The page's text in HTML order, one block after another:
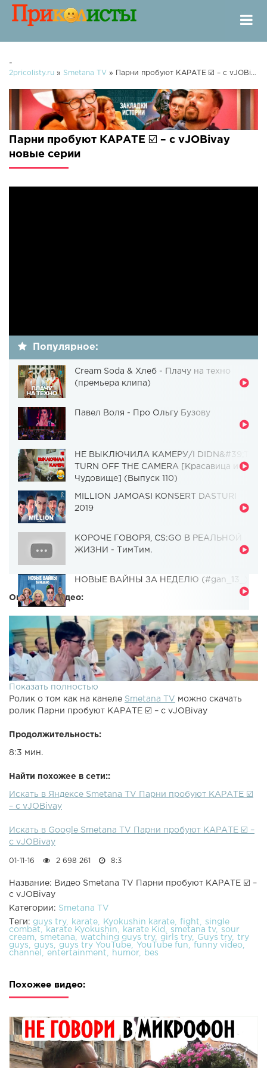
-
2pricolisty.ru » Smetana TV » Парни пробуют КАРАТЕ ☑️ – c vJOBivay
Парни пробуют КАРАТЕ ☑️ – c vJOBivay
новые серии
Популярное:
Cream Soda & Хлеб - Плачу на техно
(премьера клипа)
Павел Воля - Про Ольгу Бузову
НЕ ВЫКЛЮЧИЛА КАМЕРУ/I DIDN&#39;T
TURN OFF THE CAMERA [Красавица и
Чудовище] (Выпуск 110)
MILLION JAMOASI KONSERT DASTURI
2019
КОРОЧЕ ГОВОРЯ, CS:GO В РЕАЛЬНОЙ
ЖИЗНИ - ТимТим.
НОВЫЕ ВАЙНЫ ЗА НЕДЕЛЮ (#gan_13_)
Описание видео:
Показать полностью
Ролик о том как на канеле Smetana TV можно скачать
ролик Парни пробуют КАРАТЕ ☑️ – c vJOBivay
Продолжительность:
8:3 мин.
Найти похожее в сети::
Искать в Яндексе Smetana TV Парни пробуют КАРАТЕ ☑️
– c vJOBivay
Искать в Google Smetana TV Парни пробуют КАРАТЕ ☑️ –
c vJOBivay
01-11-16 2 698 261 8:3
Название: Видео Smetana TV Парни пробуют КАРАТЕ ☑️ –
c vJOBivay
Категории: Smetana TV
Теги: guys try karate Kyokushin karate fight
single
combat
karate Kyokushin karate Kid smetana tv
sour
cream
smetana watching guys try girls try Guys try
try
guys
guys guys try YouTube YouTube fun
funny video
channel
entertainment humor bes
Похожее видео: